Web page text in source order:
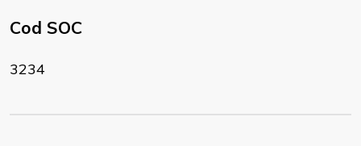
Cod SOC
3234